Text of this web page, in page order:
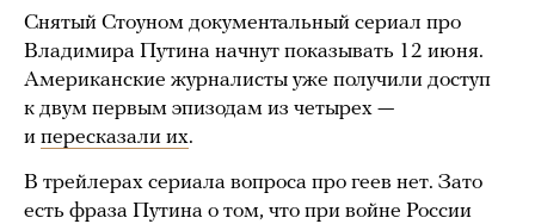
Снятый Стоуном документальный сериал про
Владимира Путина начнут показывать 12 июня.
Американские журналисты уже получили доступ
к двум первым эпизодам из четырех —
и пересказали их.
В трейлерах сериала вопроса про геев нет. Зато
есть фраза Путина о том, что при войне России